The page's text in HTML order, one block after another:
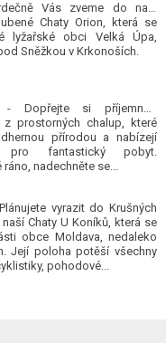
Vás zveme do naší
Chaty Orion, která se
lyžařské obci Velká Úpa,
Sněžkou v Krkonoších.
Dopřejte si příjemnou
prostorných chalup, které
přírodou a nabízejí
pro fantastický pobyt.
nadechněte se...
vyrazit do Krušných
Chaty U Koníků, která se
obce Moldava, nedaleko
Její poloha potěší všechny
pohodové...